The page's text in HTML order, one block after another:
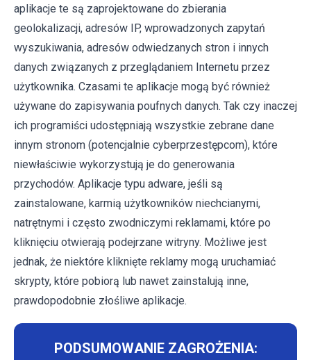
aplikacje te są zaprojektowane do zbierania
geolokalizacji, adresów IP, wprowadzonych zapytań
wyszukiwania, adresów odwiedzanych stron i innych
danych związanych z przeglądaniem Internetu przez
użytkownika. Czasami te aplikacje mogą być również
używane do zapisywania poufnych danych. Tak czy inaczej
ich programiści udostępniają wszystkie zebrane dane
innym stronom (potencjalnie cyberprzestępcom), które
niewłaściwie wykorzystują je do generowania
przychodów. Aplikacje typu adware, jeśli są
zainstalowane, karmią użytkowników niechcianymi,
natrętnymi i często zwodniczymi reklamami, które po
kliknięciu otwierają podejrzane witryny. Możliwe jest
jednak, że niektóre kliknięte reklamy mogą uruchamiać
skrypty, które pobiorą lub nawet zainstalują inne,
prawdopodobnie złośliwe aplikacje.
PODSUMOWANIE ZAGROŻENIA: